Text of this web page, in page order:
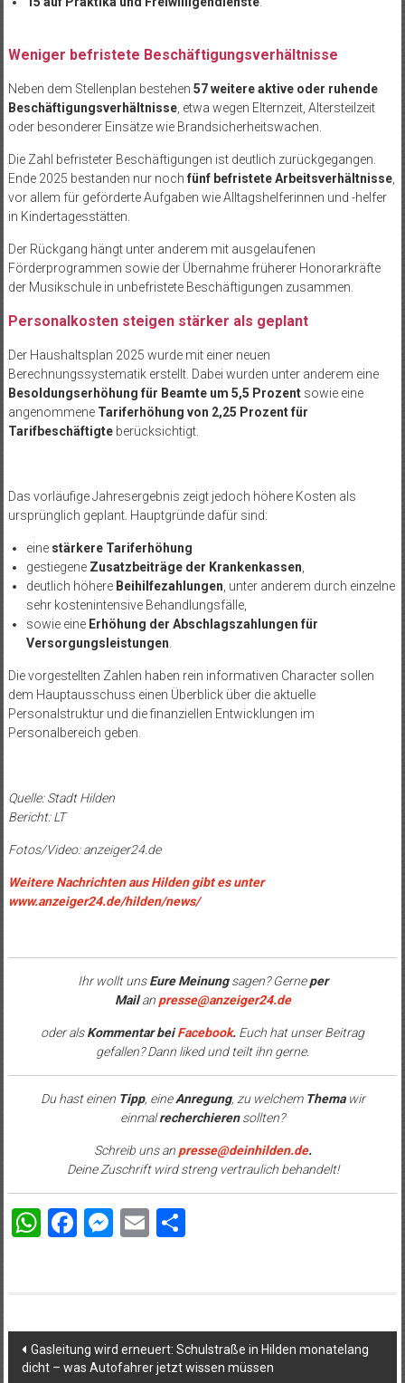
Weniger befristete Beschäftigungsverhältnisse
Neben dem Stellenplan bestehen 57 weitere aktive oder ruhende
Beschäftigungsverhältnisse, etwa wegen Elternzeit, Altersteilzeit
oder besonderer Einsätze wie Brandsicherheitswachen.
Die Zahl befristeter Beschäftigungen ist deutlich zurückgegangen.
Ende 2025 bestanden nur noch fünf befristete Arbeitsverhältnisse,
vor allem für geförderte Aufgaben wie Alltagshelferinnen und -helfer
in Kindertagesstätten.
Der Rückgang hängt unter anderem mit ausgelaufenen
Förderprogrammen sowie der Übernahme früherer Honorarkräfte
der Musikschule in unbefristete Beschäftigungen zusammen.
Personalkosten steigen stärker als geplant
Der Haushaltsplan 2025 wurde mit einer neuen
Berechnungssystematik erstellt. Dabei wurden unter anderem eine
Besoldungserhöhung für Beamte um 5,5 Prozentsowie eine
angenommene Tariferhöhung von 2,25 Prozent für
Tarifbeschäftigteberücksichtigt.
Das vorläufige Jahresergebnis zeigt jedoch höhere Kosten als
ursprünglich geplant. Hauptgründe dafür sind:
eine stärkere Tariferhöhung
gestiegene Zusatzbeiträge der Krankenkassen,
deutlich höhere Beihilfezahlungen, unter anderem durch einzelne
sehr kostenintensive Behandlungsfälle,
sowie eine Erhöhung der Abschlagszahlungen für
Versorgungsleistungen.
Die vorgestellten Zahlen haben rein informativen Character sollen
dem Hauptausschuss einen Überblick über die aktuelle
Personalstruktur und die finanziellen Entwicklungen im
Personalbereich geben.
Quelle: Stadt Hilden
Bericht: LT
Fotos/Video: anzeiger24.de
Weitere Nachrichten aus Hilden gibt es unter
www.anzeiger24.de/hilden/news/
Ihr wollt unsEure Meinungsagen? Gerneper
Mailanpresse@anzeiger24.de
oder alsKommentar beiFacebook. Euch hat unser Beitrag
gefallen? Dann liked und teilt ihn gerne.
Du hast einen Tipp, eineAnregung, zu welchem Themawir
einmalrecherchierensollten?
Schreib uns anpresse@deinhilden.de.
Deine Zuschrift wird streng vertraulich behandelt!
WhatsApp
Facebook
Messenger
Email
Beitragsnavigation
Gasleitung wird erneuert: Schulstraße in Hilden monatelang
dicht – was Autofahrer jetzt wissen müssen